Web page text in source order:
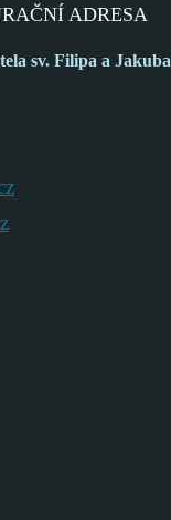
ADRESA
sv. Filipa a Jakuba